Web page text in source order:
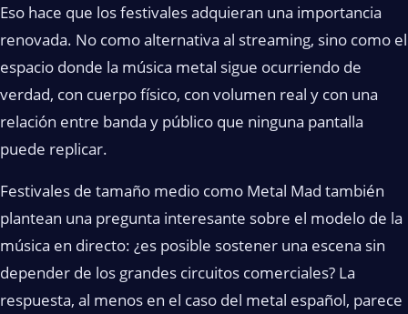
Eso hace que los festivales adquieran una importancia
renovada. No como alternativa al streaming, sino como el
espacio donde la música metal sigue ocurriendo de
verdad, con cuerpo físico, con volumen real y con una
relación entre banda y público que ninguna pantalla
puede replicar.
Festivales de tamaño medio como Metal Mad también
plantean una pregunta interesante sobre el modelo de la
música en directo: ¿es posible sostener una escena sin
depender de los grandes circuitos comerciales? La
respuesta, al menos en el caso del metal español, parece